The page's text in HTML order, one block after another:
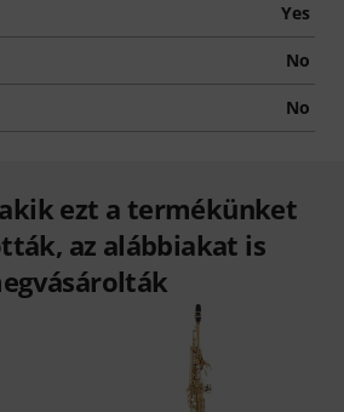
Yes
No
No
ezt a termékünket
az alábbiakat is